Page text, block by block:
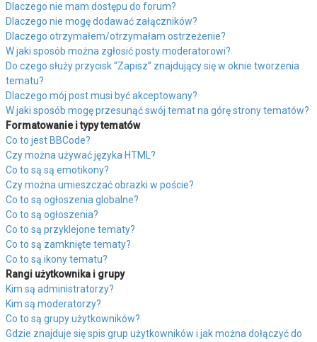
Dlaczego nie mam dostępu do forum?
Dlaczego nie mogę dodawać załączników?
Dlaczego otrzymałem/otrzymałam ostrzeżenie?
W jaki sposób można zgłosić posty moderatorowi?
Do czego służy przycisk “Zapisz” znajdujący się w oknie tworzenia
tematu?
Dlaczego mój post musi być akceptowany?
W jaki sposób mogę przesunąć swój temat na górę strony tematów?
Formatowanie i typy tematów
Co to jest BBCode?
Czy można używać języka HTML?
Co to są są emotikony?
Czy można umieszczać obrazki w poście?
Co to są ogłoszenia globalne?
Co to są ogłoszenia?
Co to są przyklejone tematy?
Co to są zamknięte tematy?
Co to są ikony tematu?
Rangi użytkownika i grupy
Kim są administratorzy?
Kim są moderatorzy?
Co to są grupy użytkowników?
Gdzie znajduje się spis grup użytkowników i jak można dołączyć do